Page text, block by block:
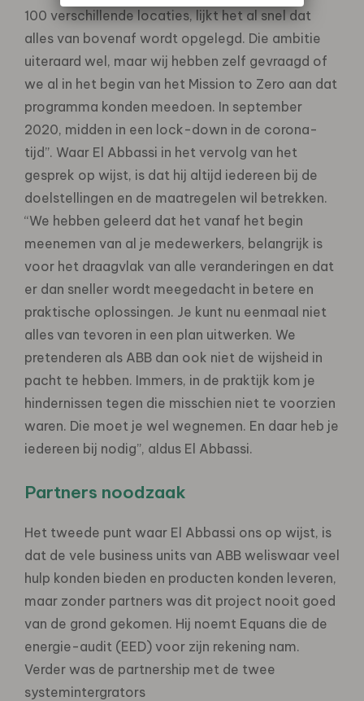
100 verschillende locaties, lijkt het al snel dat
alles van bovenaf wordt opgelegd. Die ambitie
uiteraard wel, maar wij hebben zelf gevraagd of
we al in het begin van het Mission to Zero aan dat
programma konden meedoen. In september
2020, midden in een lock-down in de corona-
tijd”. Waar El Abbassi in het vervolg van het
gesprek op wijst, is dat hij altijd iedereen bij de
doelstellingen en de maatregelen wil betrekken.
“We hebben geleerd dat het vanaf het begin
meenemen van al je medewerkers, belangrijk is
voor het draagvlak van alle verande­ringen en dat
er dan sneller wordt meegedacht in betere en
praktische oplossingen. Je kunt nu eenmaal niet
alles van tevoren in een plan uitwerken. We
pretenderen als ABB dan ook niet de wijsheid in
pacht te hebben. Immers, in de praktijk kom je
hindernissen tegen die misschien niet te voorzien
waren. Die moet je wel wegnemen. En daar heb je
iedereen bij nodig”, aldus El Abbassi.
Partners noodzaak
Het tweede punt waar El Abbassi ons op wijst, is
dat de vele business units van ABB weliswaar veel
hulp konden bieden en producten konden leveren,
maar zonder partners was dit project nooit goed
van de grond gekomen. Hij noemt Equans die de
energie-audit (EED) voor zijn rekening nam.
Verder was de partnership met de twee
systemintergrators